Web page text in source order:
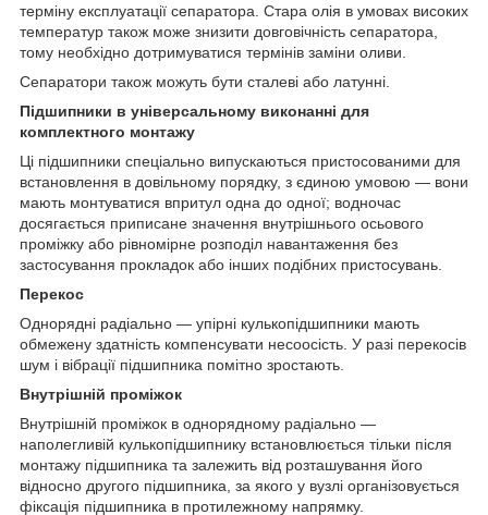
терміну експлуатації сепаратора. Стара олія в умовах високих
температур також може знизити довговічність сепаратора,
тому необхідно дотримуватися термінів заміни оливи.
Сепаратори також можуть бути сталеві або латунні.
Підшипники в універсальному виконанні для
комплектного монтажу
Ці підшипники спеціально випускаються пристосованими для
встановлення в довільному порядку, з єдиною умовою — вони
мають монтуватися впритул одна до одної; водночас
досягається приписане значення внутрішнього осьового
проміжку або рівномірне розподіл навантаження без
застосування прокладок або інших подібних пристосувань.
Перекос
Однорядні радіально — упірні кулькопідшипники мають
обмежену здатність компенсувати несоосість. У разі перекосів
шум і вібрації підшипника помітно зростають.
Внутрішній проміжок
Внутрішній проміжок в однорядному радіально —
наполегливій кулькопідшипнику встановлюється тільки після
монтажу підшипника та залежить від розташування його
відносно другого підшипника, за якого у вузлі організовується
фіксація підшипника в протилежному напрямку.